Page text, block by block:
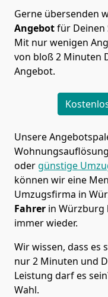
Gerne übersenden
Angebotfür Deinen
Mit nur wenigen
von bloß 2 Minuten
Angebot.
Unsere
odergünstige
können wir eine
Umzugsfirma in
Fahrer in Würzburg
immer wieder.
Wir wissen, dass es
nur 2 Minuten und
Leistung darf es
Wahl.